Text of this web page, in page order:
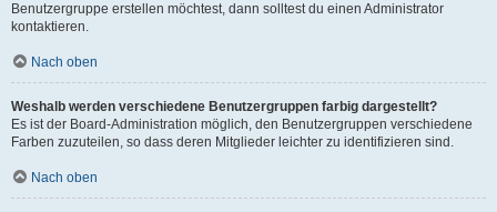
Benutzergruppe erstellen möchtest, dann solltest du einen Administrator
kontaktieren.
Nach oben
Weshalb werden verschiedene Benutzergruppen farbig dargestellt?
Es ist der Board-Administration möglich, den Benutzergruppen verschiedene
Farben zuzuteilen, so dass deren Mitglieder leichter zu identifizieren sind.
Nach oben